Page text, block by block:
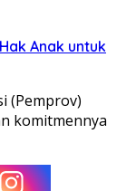
Anak untuk
(Pemprov)
komitmennya